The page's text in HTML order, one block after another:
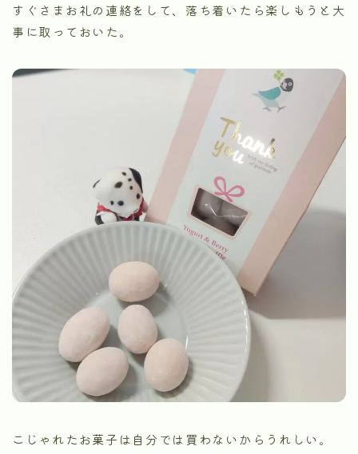
すぐさまお礼の連絡をして、落ち着いたら楽しもうと大
事に取っておいた。
こじゃれたお菓子は自分では買わないからうれしい。